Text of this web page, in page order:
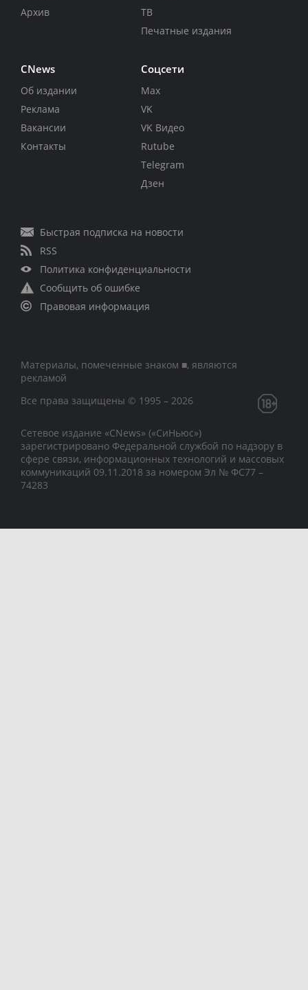
Архив
ТВ
Печатные издания
CNews
Об издании
Реклама
Вакансии
Контакты
Соцсети
Max
VK
VK Видео
Rutube
Telegram
Дзен
Быстрая подписка на новости
RSS
Политика конфиденциальности
Сообщить об ошибке
Правовая информация
Материалы, помеченные знаком ■, являются
рекламой
Все права защищены © 1995 – 2026
Сетевое издание «CNews» («СиНьюс»)
зарегистрировано Федеральной службой по надзору в
сфере связи, информационных технологий и массовых
коммуникаций 09.11.2018 за номером Эл № ФС77 –
74283